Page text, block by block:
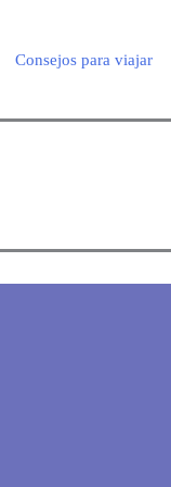
Consejos para viajar